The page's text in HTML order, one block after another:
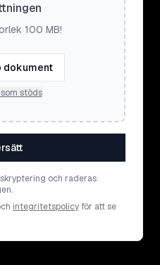
100 MB!
dokument
stöds
och raderas
integritetspolicy för att se